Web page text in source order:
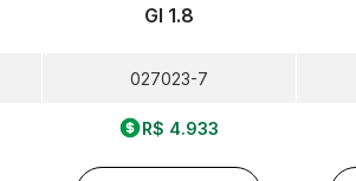
Gl 1.8
027023-7
R$ 4.933